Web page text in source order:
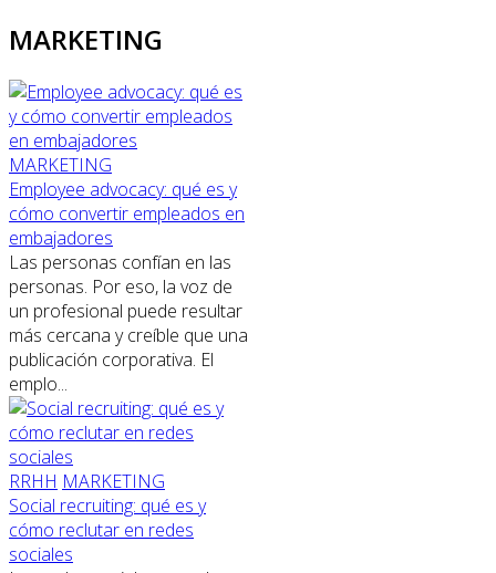
MARKETING
MARKETING
Employee advocacy: qué es y
cómo convertir empleados en
embajadores
Las personas confían en las
personas. Por eso, la voz de
un profesional puede resultar
más cercana y creíble que una
publicación corporativa. El
emplo...
RRHH MARKETING
Social recruiting: qué es y
cómo reclutar en redes
sociales